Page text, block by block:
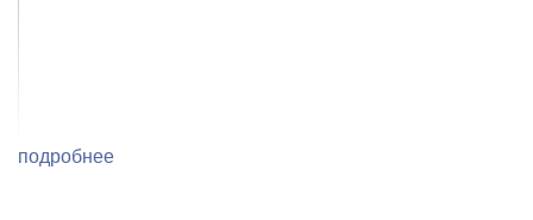
подробнее